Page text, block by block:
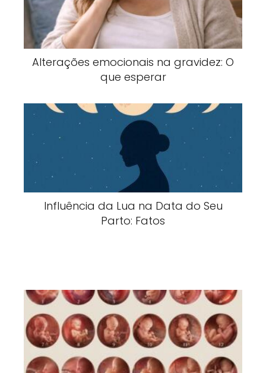
Alterações emocionais na gravidez: O
que esperar
Influência da Lua na Data do Seu
Parto: Fatos